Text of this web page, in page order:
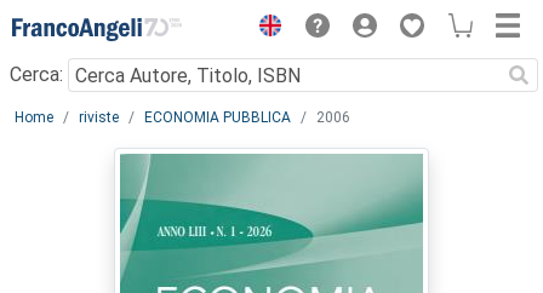
Menu
Cerca:
Main content
Home riviste ECONOMIA PUBBLICA 2006